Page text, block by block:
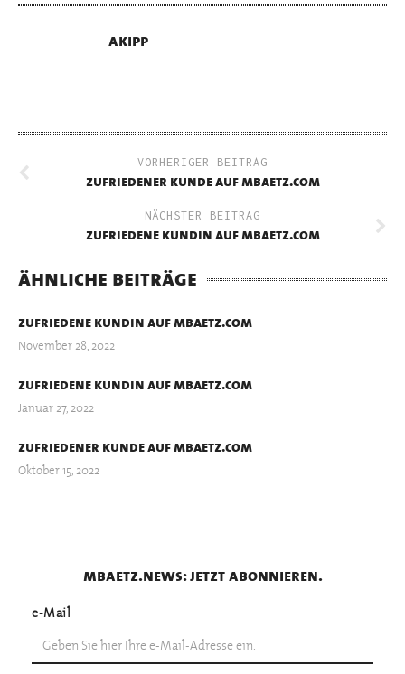
akipp
VORHERIGER BEITRAG
zufriedener kunde auf mbaetz.com
NÄCHSTER BEITRAG
zufriedene kundin auf mbaetz.com
ähnliche beiträge
zufriedene kundin auf mbaetz.com
November 28, 2022
zufriedene kundin auf mbaetz.com
Januar 27, 2022
zufriedener kunde auf mbaetz.com
Oktober 15, 2022
mbaetz.news: jetzt abonnieren.
e-Mail